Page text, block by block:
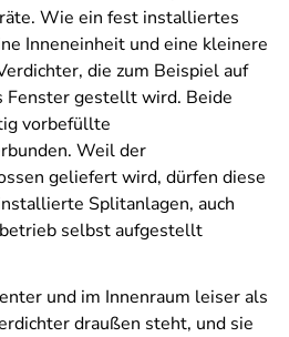
Wie ein fest installiertes
Inneneinheit und eine kleinere
die zum Beispiel auf
Fenster gestellt wird. Beide
vorbefüllte
Weil der
geliefert wird, dürfen diese
Splitanlagen, auch
selbst aufgestellt
und im Innenraum leiser als
draußen steht, und sie